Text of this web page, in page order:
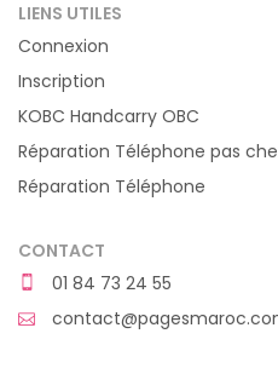
LIENS UTILES
Connexion
Inscription
KOBC Handcarry OBC
Réparation Téléphone pas
Réparation Téléphone
CONTACT
01 84 73 24 55